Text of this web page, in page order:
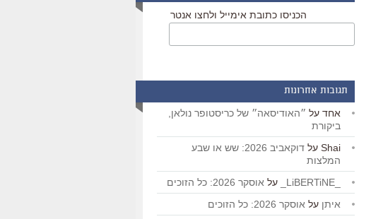
הכניסו כתובת אימייל ולחצו אנטר
תגובות אחרונות
אחד על ״האודיסאה״ של כריסטופר נולאן,
ביקורת
Shai על
דוקאביב 2026: שש או שבע
המלצות
על אוסקר 2026: כל הזוכים
איתן על אוסקר 2026: כל הזוכים